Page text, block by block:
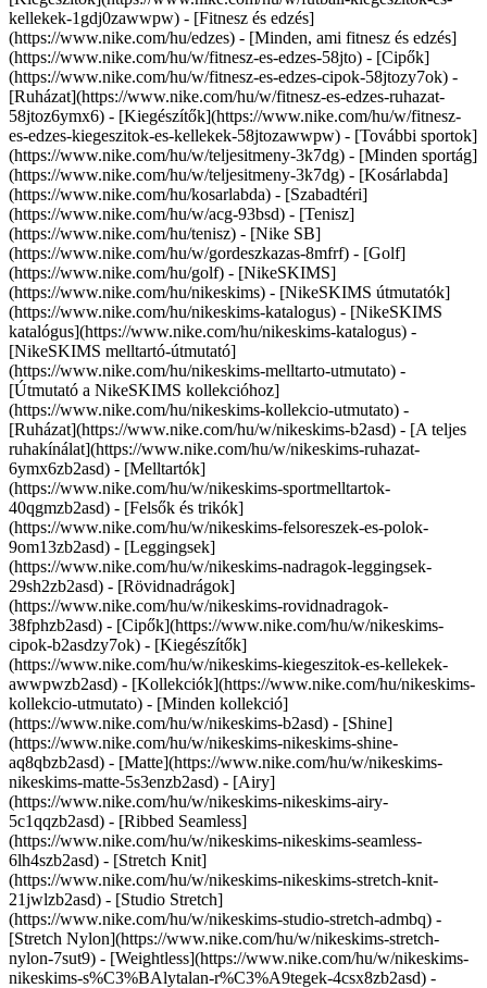
kellekek-1gdj0zawwpw) - [Fitnesz és edzés]
(https://www.nike.com/hu/edzes) - [Minden, ami fitnesz és edzés]
(https://www.nike.com/hu/w/fitnesz-es-edzes-58jto) - [Cipők]
(https://www.nike.com/hu/w/fitnesz-es-edzes-cipok-58jtozy7ok) -
[Ruházat](https://www.nike.com/hu/w/fitnesz-es-edzes-ruhazat-
58jtoz6ymx6) - [Kiegészítők](https://www.nike.com/hu/w/fitnesz-
es-edzes-kiegeszitok-es-kellekek-58jtozawwpw) - [További sportok]
(https://www.nike.com/hu/w/teljesitmeny-3k7dg) - [Minden sportág]
(https://www.nike.com/hu/w/teljesitmeny-3k7dg) - [Kosárlabda]
(https://www.nike.com/hu/kosarlabda) - [Szabadtéri]
(https://www.nike.com/hu/w/acg-93bsd) - [Tenisz]
(https://www.nike.com/hu/tenisz) - [Nike SB]
(https://www.nike.com/hu/w/gordeszkazas-8mfrf) - [Golf]
(https://www.nike.com/hu/golf) - [NikeSKIMS]
(https://www.nike.com/hu/nikeskims) - [NikeSKIMS útmutatók]
(https://www.nike.com/hu/nikeskims-katalogus) - [NikeSKIMS
katalógus](https://www.nike.com/hu/nikeskims-katalogus) -
[NikeSKIMS melltartó-útmutató]
(https://www.nike.com/hu/nikeskims-melltarto-utmutato) -
[Útmutató a NikeSKIMS kollekcióhoz]
(https://www.nike.com/hu/nikeskims-kollekcio-utmutato) -
[Ruházat](https://www.nike.com/hu/w/nikeskims-b2asd) - [A teljes
ruhakínálat](https://www.nike.com/hu/w/nikeskims-ruhazat-
6ymx6zb2asd) - [Melltartók]
(https://www.nike.com/hu/w/nikeskims-sportmelltartok-
40qgmzb2asd) - [Felsők és trikók]
(https://www.nike.com/hu/w/nikeskims-felsoreszek-es-polok-
9om13zb2asd) - [Leggingsek]
(https://www.nike.com/hu/w/nikeskims-nadragok-leggingsek-
29sh2zb2asd) - [Rövidnadrágok]
(https://www.nike.com/hu/w/nikeskims-rovidnadragok-
38fphzb2asd) - [Cipők](https://www.nike.com/hu/w/nikeskims-
cipok-b2asdzy7ok) - [Kiegészítők]
(https://www.nike.com/hu/w/nikeskims-kiegeszitok-es-kellekek-
awwpwzb2asd) - [Kollekciók](https://www.nike.com/hu/nikeskims-
kollekcio-utmutato) - [Minden kollekció]
(https://www.nike.com/hu/w/nikeskims-b2asd) - [Shine]
(https://www.nike.com/hu/w/nikeskims-nikeskims-shine-
aq8qbzb2asd) - [Matte](https://www.nike.com/hu/w/nikeskims-
nikeskims-matte-5s3enzb2asd) - [Airy]
(https://www.nike.com/hu/w/nikeskims-nikeskims-airy-
5c1qqzb2asd) - [Ribbed Seamless]
(https://www.nike.com/hu/w/nikeskims-nikeskims-seamless-
6lh4szb2asd) - [Stretch Knit]
(https://www.nike.com/hu/w/nikeskims-nikeskims-stretch-knit-
21jwlzb2asd) - [Studio Stretch]
(https://www.nike.com/hu/w/nikeskims-studio-stretch-admbq) -
[Stretch Nylon](https://www.nike.com/hu/w/nikeskims-stretch-
nylon-7sut9) - [Weightless](https://www.nike.com/hu/w/nikeskims-
nikeskims-s%C3%BAlytalan-r%C3%A9tegek-4csx8zb2asd) - [Vásárolj szín szerint](https://www.nike.com/hu/w/nikeskims-b2asd) - [Obsidian](https://www.nike.com/hu/w/nikeskims-fekete-90poyzb2asd) - [Dark Sepia](https://www.nike.com/hu/w/nikeskims-dark-sepia-81pvm) - [Phoenix](https://www.nike.com/hu/w/nikeskims-phoenix-1jhtj) - [Cobalt](https://www.nike.com/hu/w/nikeskims-kek-8hfx3zb2asd) - [Ivory](https://www.nike.com/hu/w/nikeskims-feher-4g797zb2asd) Cancel Mégse Népszerű keresőkifejezések [](https://www.nike.com/hu/favorites "Kedvencek")[](https://www.nike.com/hu/cart "Kosárban lévő termékek: 0") ## Inspiráció - [Újdonságok](https://www.nike.com/hu/tortenetek) - [DNA](https://www.nike.com/hu/tortenetek/na) - [Coaching](https://www.nike.com/hu/tortenetek/coaching) - [Sportolók\*](https://www.nike.com/hu/t%C3%B6rt%C3%A9netek/sportolok) - [Közösség](https://www.nike.com/hu/tortenetek/kozosseg) - [Kultúra](https://www.nike.com/hu/tortenetek/kultura) - [Innováció](https://www.nike.com/hu/tortenetek/innovacio) - [Minden történet](https://www.nike.com/hu/tortenetek/minden) Inspiráció # Győzelem, újraértelmezve ##### Nike x Megan Rapinoe A győzelem fogalma eddig egy győztest és egy vesztest feltételezett, azonban Megan Rapinoe másképp gondolkodik erről. Nézd meg, hogyan használja platformját a győzelem jelentésének átértelmezésére. Utolsó frissítés: 2022. augusztus 4. Olvasási idő: 3 perc Megan Rapinoe a szó minden jelentése szerint bajnok. Trófeái, érmei és elismerései azonban csak még jobban feltüzelik valódi célkitűzését: egy olyan tér megteremtését, ahol mindenki győztes lehet. Akár a faji igazságtalanságok terén foglal állást, akár a női futball egyenlő bérezéséért áll ki, Megan mindig is mások megsegítésére használta magas pozícióját. Jelenleg a Nike egy új kollekciója, a „Győzelem, újraértelmezve” révén közvetíti üzenetét. ## „A Győzelem, újraértelmezve a reflektorfény másokkal való megosztását hirdeti, és azt, hogy másokat önmagukért értékeljünk. Amikor elismerjük, értékeljük a másikat és megbízunk benne, képesek vagyunk a legjobbat kihozni belőle.” Megan Rapinoe ![Megan Rapinoe Victory Redefined kapszulakollekció](https://static.nike.com/a/images/f_auto/dpr_1.0,cs_srgb/h_2563,c_limit/358ccd84-bcab-47c7-8107-e90c97c9a504/megan-rapinoe-victory-redefined-kapszulakollekci%C3%B3.png) Megan arra sarkall minket ezzel a kollekcióval, hogy személyes győzelmeinket próbáljuk a nagy egész, a szélesebb közösség szempontjából értelmezni. Példamutatásával, Megan megosztja a reflektorfényt másokkal, hogy azok is szóhoz jussanak, akik eddig ritkábban kapták meg a mikrofont. ## „Fő célom a sportlóként való sikeresség jelentésének újraértelmezése” – mondja. „Szeretek focizni, ráadásul annyit mindent adott nekem ez a sportág. A legfantasztikusabb dolog viszont, amit kaptam, az a platform, ahol szabadon kifejezhetem magam és harcolhatok azokért a dolgokért, amiket szeretek.” Megan Rapinoe ![Megan Rapinoe Victory Redefined kapszulakollekció](https://static.nike.com/a/images/f_auto/dpr_1.0,cs_srgb/h_2563,c_limit/24fcd902-5492-470d-a901-3487332abb43/megan-rapinoe-victory-redefined-kapszulakollekci%C3%B3.png) Ezért törekszik arra, hogy a győzelem inkluzívabb legyen. Megan számára a valódi győzelem a sokféleséget ünnepli, és a siker érdekében tett közös erőfeszítést ismeri el. Elsőként mondja ki, hogy saját sikerének ő csak egy része. „Természetesen én vagyok az, aki a pályán játszik” – mondja. „Viszont mindig úgy gondolok a sikeremre, hogy többen tettük lehetővé, nem én egyedül értem el.” ## „Amikor együtt dolgozunk, foglalkozunk egymással, amikor másokra tekintettel hozunk döntéseket, mindannyian nyerünk általa.” Megan Rapinoe Most arra akar ösztönözni, hogy kérdezzük meg magunktól: „Kinek játszom? Minek játszom?” Itt az ideje, hogy eldöntsük. Ez győzelem, újraértelmezve. [Fedezd fel a kollekciót](https://www.nike.com/hu/w/futball-1gdj0)[Vásárold meg a Megan stílusos választásait](https://www.nike.com/hu/w/megan-rapinoe-7dm8j) ![Megan Rapinoe Victory Redefined kapszulakollekció](https://static.nike.com/a/images/f_auto/dpr_1.0,cs_srgb/w_1212,c_limit/24ba89ae-087a-4c69-86e7-8f97be47fea2/megan-rapinoe-victory-redefined-kapszulakollekci%C3%B3.png) A Megan Rapinoe kollekció mindenkinek esélyt biztosít. A sikert a kétesélyes, győztes-vesztes helyzetből kiemelve, a „Győzelem, újraértelmezve” mindenki előtt megnyitja a színpadot. Itt, a zsákmány nem csak a győzteseké, a zsákmány mindenkié. Eredeti közzététel: 2022. augusztus 5. ## Kapcsolódó történetek - ![Néhány látássérült futó mögött iramfutók haladnak](https://static.nike.com/a/images/f_auto/dpr_1.0,cs_srgb/w_600,c_limit/b282f791-ab22-4dac-964a-a355a218289f/n%C3%A9h%C3%A1ny-l%C3%A1t%C3%A1ss%C3%A9r%C3%BClt-fut%C3%B3-m%C3%B6g%C3%B6tt-iramfut%C3%B3k-haladnak.jpg) [](https://www.nike.com/hu/a/egy-futas-tortenete-ami-egy-kotellel-kezdodik) # Sportolók* # Futótörténet, amely egy kötéllel kezdődik - ![Florine Kouessan francia focista és klubja, a Witch FC ](https://static.nike.com/a/images/f_auto/dpr_1.0,cs_srgb/w_600,c_limit/0d29d4f9-f927-41e6-a70b-0279ce2a768b/florine-kouessan-francia-focista-%C3%A9s-klubja-a-witch-fc.jpg) [](https://www.nike.com/hu/a/a-francia-noi-foci-kreativ-alakjai) # Sportolók* # Boszorkányság: egy focista nagy visszhangot vált ki Párizs legkreatívabb klubjában - ![Interjú Madison Keysszel és Sloane Stephensszel](https://static.nike.com/a/images/f_auto/dpr_1.0,cs_srgb/w_600,c_limit/7f22665f-8132-4cfc-889d-c71445f5ed10/interj%C3%BA-madison-keysszel-%C3%A9s-sloane-stephensszel.jpg) [](https://www.nike.com/hu/a/interju-madison-keys-es-sloane-stephens) # Sportolók* # Egy az egy ellen: Sloane Stephens x Madison Keys - ![Renee Montgomery: Hogy lesznek a mozdulatokból mozgalmak?](https://static.nike.com/a/images/f_auto/dpr_1.0,cs_srgb/w_600,c_limit/82fee29d-6abe-4ed7-a594-936f527a89b5/renee-montgomery-hogy-lesznek-a-mozdulatokb%C3%B3l-mozgalmak.jpg) [](https://www.nike.com/hu/a/renee-montgomery-hogy-lesznek-a-mozdulatokbol-mozgalmak) # Sportolók* # Renee Montgomery: A mozdulatokból mozgalmak lesznek - ![Egy az egy ellen: Fran Kirby és Jordan Henderson](https://static.nike.com/a/images/f_auto/dpr_1.0,cs_srgb/w_600,c_limit/c79d1100-cc46-410e-a671-997068def1ff/egy-az-egy-ellen-fran-kirby-%C3%A9s-jordan-henderson.jpg) [](https://www.nike.com/hu/a/egy-az-egy-ellen-fran-kirby-jordan-henderson) # Sportolók* # Egy az egy ellen: Fran Kirby és Jordan Henderson Források [Ajándékutalványok](https://www.nike.com/hu/ajandekutalvanyok) [Üzlet keresése](https://www.nike.com/hu/retail/) [Nike Journal](https://www.nike.com/hu/tortenetek) [Csatlakozz tagjainkhoz](https://www.nike.com/hu/tagsag) [Visszajelzés](https://www.nike.com#site-feedback) [Promóciós kódok](https://www.nike.com/hu/promocios-kod) [Futócipő-kereső](https://www.nike.com/hu/futas/cipokereso) Segítség [Segítség](https://www.nike.com/hu/help) [Rendelés állapota](https://www.nike.com/hu/orders/details) [Szállítás](https://www.nike.com/hu/help/a/szallitas-kezbesites-eu) [Visszaküldés](https://www.nike.com/hu/help/a/visszakuldesi-iranyelvek-eu) [Fizetési lehetőségek](https://www.nike.com/hu/help/a/fizetesi-modok-eu) [Lépj velünk kapcsolatba](https://www.nike.com/hu/help/#contact) [Értékelések](https://www.nike.com/hu/help/a/ertekelesek) Vállalat [A Nikeról](https://about.nike.com/) [Hírek](https://news.nike.com/) [Karrier](https://jobs.nike.com/) [Befektetők](https://investors.nike.com/) [Fenntarthatóság](https://www.nike.com/hu/fenntarthatosag) [Akadálymentesség](https://www.nike.com/hu/hu/accessibility/statement) [Cél](https://www.nike.com/hu/cel) [Nike Coaching](https://www.nike.com/hu/coaching) Közösségi kedvezmények [Diákok](https://urldefense.com/v3/__https://services.sheerid.com/verify/68d15e386bcf0b059b3b1708/?locale=hu__%3B%21%21KLCbKzk%21nTvDkRbY-BbSpoWsFhAQdmMrehEzU3loDux4_exRVjO9--Ik_EbQNJ3bX2gkEwR7F9cVVROFKqLxE4B8uW6bnx4sVzK7KQ%24) [Tanárok](https://urldefense.com/v3/__https://services.sheerid.com/verify/68dcfa47c3f2fd1cd3069a9c/?locale=hu__%3B%21%21KLCbKzk%21nTvDkRbY-BbSpoWsFhAQdmMrehEzU3loDux4_exRVjO9--Ik_EbQNJ3bX2gkEwR7F9cVVROFKqLxE4B8uW6bnx6Qy45XMg%24) [Források](https://www.nike.com/hu/help) [Ajándékutalványok](https://www.nike.com/hu/ajandekutalvanyok) [Üzlet keresése](https://www.nike.com/hu/retail/) [Nike Journal](https://www.nike.com/hu/tortenetek) [Csatlakozz tagjainkhoz](https://www.nike.com/hu/tagsag) [Visszajelzés](https://www.nike.com#site-feedback) [Promóciós kódok](https://www.nike.com/hu/promocios-kod) [Futócipő-kereső](https://www.nike.com/hu/futas/cipokereso) [Segítség](https://www.nike.com/hu/help) [Segítség](https://www.nike.com/hu/help) [Rendelés állapota](https://www.nike.com/hu/orders/details) [Szállítás](https://www.nike.com/hu/help/a/szallitas-kezbesites-eu) [Visszaküldés](https://www.nike.com/hu/help/a/visszakuldesi-iranyelvek-eu) [Fizetési lehetőségek](https://www.nike.com/hu/help/a/fizetesi-modok-eu) [Lépj velünk kapcsolatba](https://www.nike.com/hu/help/#contact) [Értékelések](https://www.nike.com/hu/help/a/ertekelesek) [Vállalat](https://about.nike.com/en) [A Nikeról](https://about.nike.com/) [Hírek](https://news.nike.com/) [Karrier](https://jobs.nike.com/) [Befektetők](https://investors.nike.com/) [Fenntarthatóság](https://www.nike.com/hu/fenntarthatosag) [Akadálymentesség](https://www.nike.com/hu/hu/accessibility/statement) [Cél](https://www.nike.com/hu/cel) [Nike Coaching](https://www.nike.com/hu/coaching) ## Közösségi kedvezmények [Diákok](https://urldefense.com/v3/__https://services.sheerid.com/verify/68d15e386bcf0b059b3b1708/?locale=hu__%3B%21%21KLCbKzk%21nTvDkRbY-BbSpoWsFhAQdmMrehEzU3loDux4_exRVjO9--Ik_EbQNJ3bX2gkEwR7F9cVVROFKqLxE4B8uW6bnx4sVzK7KQ%24) [Tanárok](https://urldefense.com/v3/__https://services.sheerid.com/verify/68dcfa47c3f2fd1cd3069a9c/?locale=hu__%3B%21%21KLCbKzk%21nTvDkRbY-BbSpoWsFhAQdmMrehEzU3loDux4_exRVjO9--Ik_EbQNJ3bX2gkEwR7F9cVVROFKqLxE4B8uW